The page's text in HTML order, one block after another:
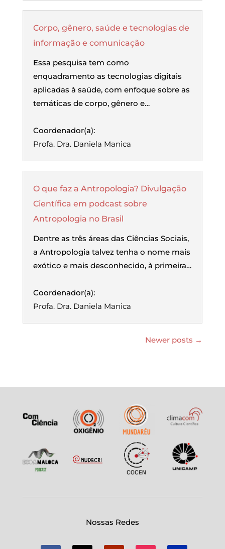
Corpo, gênero, saúde e tecnologias de
informação e comunicação
Essa pesquisa tem como
enquadramento as tecnologias digitais
aplicadas à saúde, com enfoque sobre as
temáticas de corpo, gênero e…
Coordenador(a):
Profa. Dra. Daniela Manica
O que faz a Antropologia? Divulgação
Científica em podcast sobre
Antropologia no Brasil
Dentre as três áreas das Ciências Sociais,
a Antropologia talvez tenha o nome mais
exótico e mais desconhecido, à primeira…
Coordenador(a):
Profa. Dra. Daniela Manica
Newer posts →
Nossas Redes